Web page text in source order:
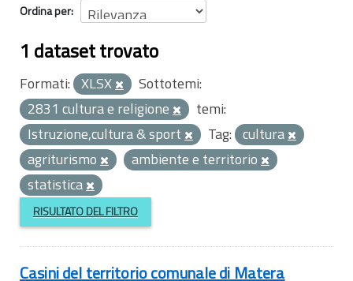
Ordina per
1 dataset trovato
Formati: XLSX
Sottotemi:
2831 cultura e religione
temi:
Istruzione,cultura & sport
Tag: cultura
agriturismo
ambiente e territorio
statistica
RISULTATO DEL FILTRO
Casini del territorio comunale di Matera